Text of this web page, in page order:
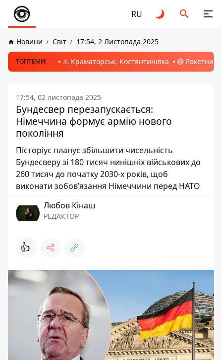
RU
Новини Світ 17:54, 2 Листопада 2025
ТОПТЕМИ: ⚠️ Краматорськ, Костянтинівка 🔴 Ракетний
17:54, 02 листопада 2025
Бундесвер перезапускається:
Німеччина формує армію нового
покоління
Пісторіус планує збільшити чисельність
Бундесверу зі 180 тисяч нинішніх військових до
260 тисяч до початку 2030-х років, щоб
виконати зобов’язання Німеччини перед НАТО
Любов Кінаш
РЕДАКТОР
👍